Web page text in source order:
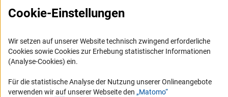
Presse
Karriere
Logo und Corporate Design
Compliance
Cookie-Einstellungen
Wir setzen auf unserer Website technisch zwingend erforderliche
Cookies sowie Cookies zur Erhebung statistischer Informationen
(Analyse-Cookies) ein.
Für die statistische Analyse der Nutzung unserer Onlineangebote
verwenden wir auf unserer Webseite den „Matomo“